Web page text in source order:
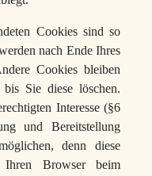
Cookies sind so
nach Ende Ihres
Cookies bleiben
Sie diese löschen.
Interesse (§6
und Bereitstellung
denn diese
Browser beim